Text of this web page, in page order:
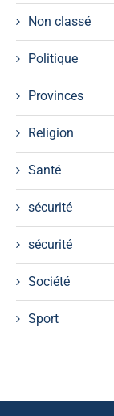
Non classé
Politique
Provinces
Religion
Santé
sécurité
sécurité
Société
Sport